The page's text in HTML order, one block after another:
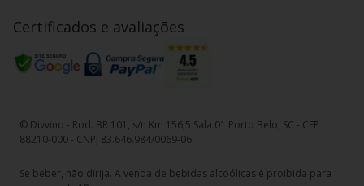
Certificados e avaliações
© Divvino - Rod. BR 101, s/n Km 156,5 Sala 01 Porto Belo, SC - CEP
88210-000 - CNPJ 83.646.984/0069-06.
Se beber, não dirija. A venda de bebidas alcoólicas é proibida para